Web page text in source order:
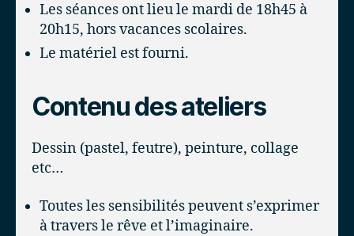
Les séances ont lieu le mardi de 18h45 à
20h15, hors vacances scolaires.
Le matériel est fourni.
Contenu des ateliers
Dessin (pastel, feutre), peinture, collage
etc…
Toutes les sensibilités peuvent s’exprimer
à travers le rêve et l’imaginaire.